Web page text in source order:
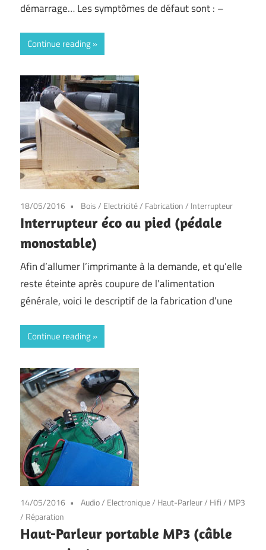
démarrage… Les symptômes de défaut sont : –
Continue reading
18/05/2016 Bois/ Electricité/ Fabrication/ Interrupteur
Interrupteur éco au pied (pédale
monostable)
Afin d’allumer l’imprimante à la demande, et qu’elle
reste éteinte après coupure de l’alimentation
générale, voici le descriptif de la fabrication d’une
Continue reading
14/05/2016 Audio/ Electronique/ Haut-Parleur/ Hifi/ MP3
/ Réparation
Haut-Parleur portable MP3 (câble